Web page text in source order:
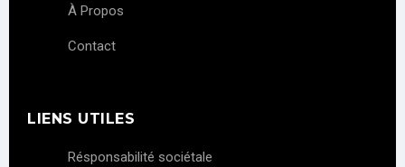
À Propos
Contact
LIENS UTILES
Résponsabilité sociétale